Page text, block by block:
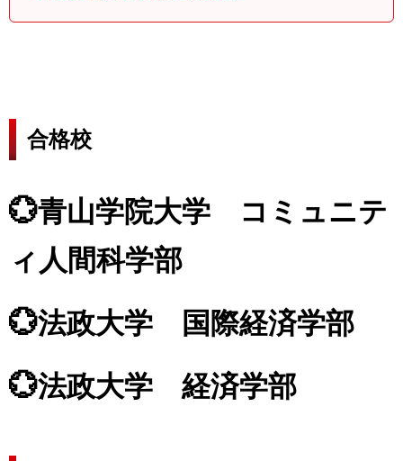
合格校
💮青山学院大学 コミュニテ
ィ人間科学部
💮法政大学 国際経済学部
💮法政大学 経済学部